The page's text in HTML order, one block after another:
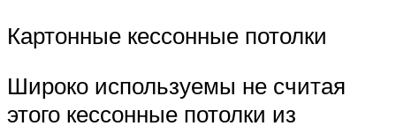
Картонные кессонные потолки
Широко используемы не считая
этого кессонные потолки из